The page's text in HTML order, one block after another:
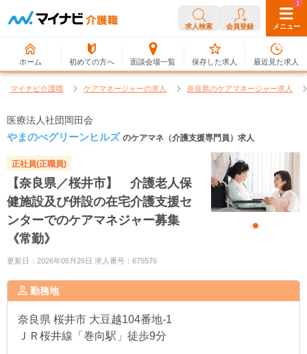
求人検索 会員登録 メニュー
ホーム 初めての方へ 面談会場一覧
0
保存した求人
1
最近見た求人
マイナビ介護職 ケアマネージャーの求人 奈良県のケアマネージャー求人
医療法人社団岡田会
やまのべグリーンヒルズ のケアマネ（介護支援専門員）求人
正社員(正職員)
【奈良県／桜井市】 介護老人保
健施設及び併設の在宅介護支援セ
ンターでのケアマネジャー募集
《常勤》
更新日：2026年05月26日 求人番号：675576
勤務地
奈良県 桜井市 大豆越104番地-1
ＪＲ桜井線「巻向駅」徒歩9分